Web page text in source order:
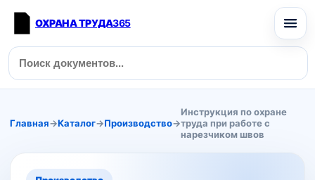
ОХРАНА ТРУДА365
Главная→Каталог→Производство→
Инструкция по охране
труда при работе с
нарезчиком швов